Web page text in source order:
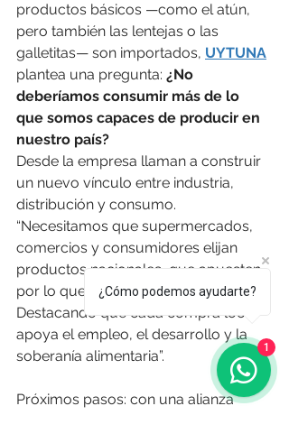
productos básicos —como el atún,
pero también las lentejas o las
galletitas— son importados, UYTUNA
plantea una pregunta: ¿No
deberíamos consumir más de lo
que somos capaces de producir en
nuestro país?
Desde la empresa llaman a construir
un nuevo vínculo entre industria,
distribución y consumo.
“Necesitamos que supermercados,
comercios y consumidores elijan
productos nacionales, que apuesten
por lo que se produce en el país.
Destacando que cada compra local
apoya el empleo, el desarrollo y la
soberanía alimentaria”.
Próximos pasos: con una alianza
¿Cómo podemos ayudarte?
1